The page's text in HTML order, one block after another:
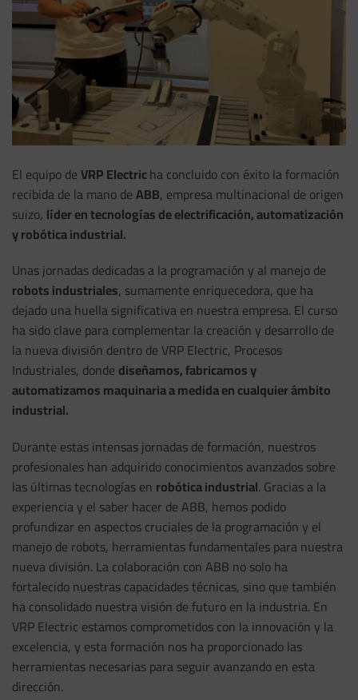
El equipo deVRP Electricha concluido con éxito la formación
recibida de la mano deABB, empresa multinacional de origen
suizo, líder en tecnologías de electrificación, automatización
y robótica industrial.
Unas jornadas dedicadas a la programación y al manejo de
robots industriales, sumamente enriquecedora, que ha
dejado una huella significativa en nuestra empresa. El curso
ha sido clave para complementar la creación y desarrollo de
la nueva división dentro de VRP Electric, Procesos
Industriales, donde diseñamos, fabricamos y
automatizamos maquinaria a medida en cualquier ámbito
industrial.
Durante estas intensas jornadas de formación, nuestros
profesionales han adquirido conocimientos avanzados sobre
las últimas tecnologías en robótica industrial. Gracias a la
experiencia y el saber hacer de ABB, hemos podido
profundizar en aspectos cruciales de la programación y el
manejo de robots, herramientas fundamentales para nuestra
nueva división. La colaboración con ABB no solo ha
fortalecido nuestras capacidades técnicas, sino que también
ha consolidado nuestra visión de futuro en la industria. En
VRP Electric estamos comprometidos con la innovación y la
excelencia, y esta formación nos ha proporcionado las
herramientas necesarias para seguir avanzando en esta
dirección.